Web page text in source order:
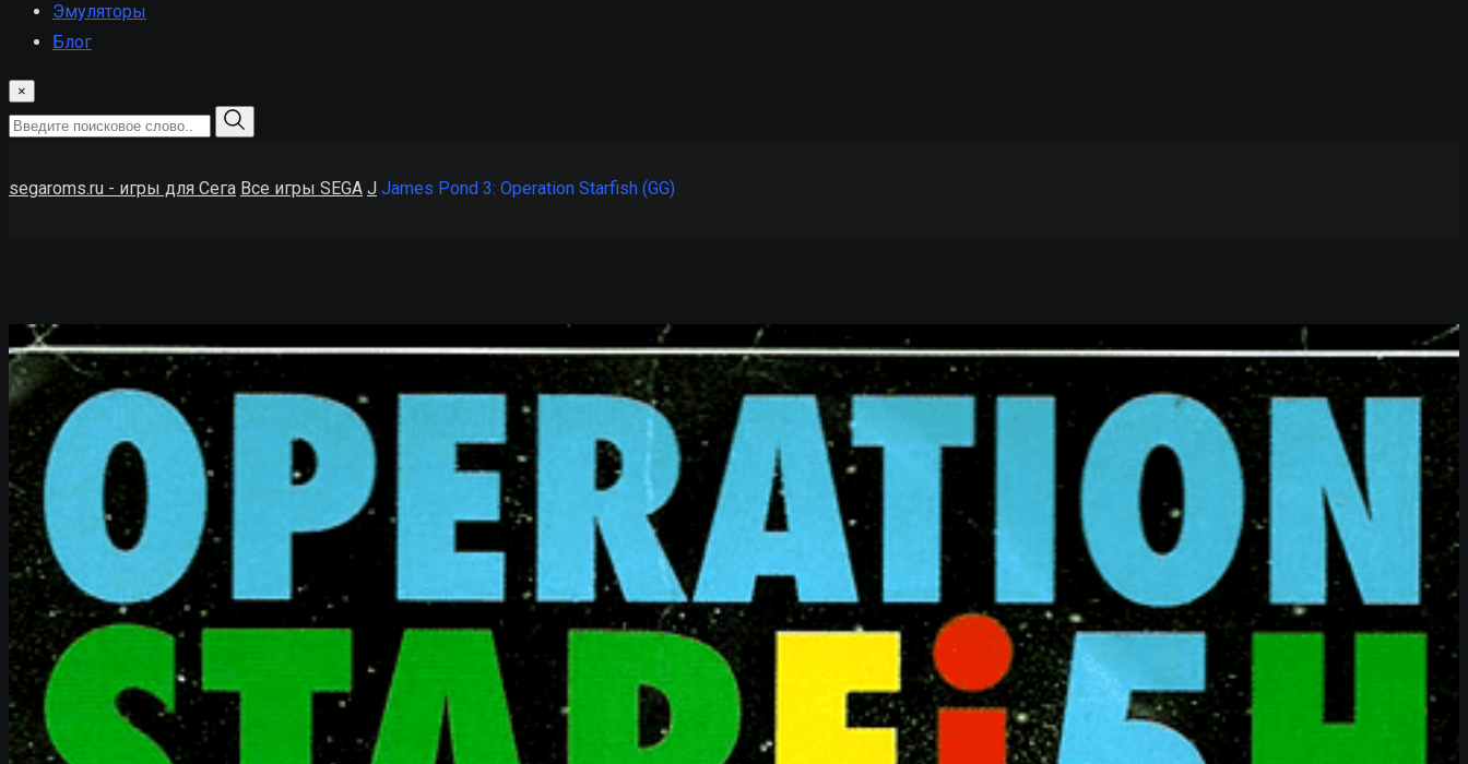
Эмуляторы
Блог
×
segaroms.ru - игры для Сега Все игры SEGA J James Pond 3: Operation Starfish (GG)